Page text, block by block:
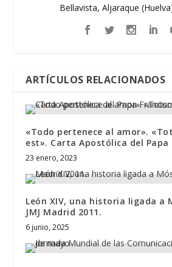
Bellavista, Aljaraque
ARTÍCULOS RELACIONADOS
«Todo pertenece al amor».
est». Carta Apostólica del Papa
23 enero, 2023
León XIV, una historia ligada a
JMJ Madrid 2011.
6 junio, 2025